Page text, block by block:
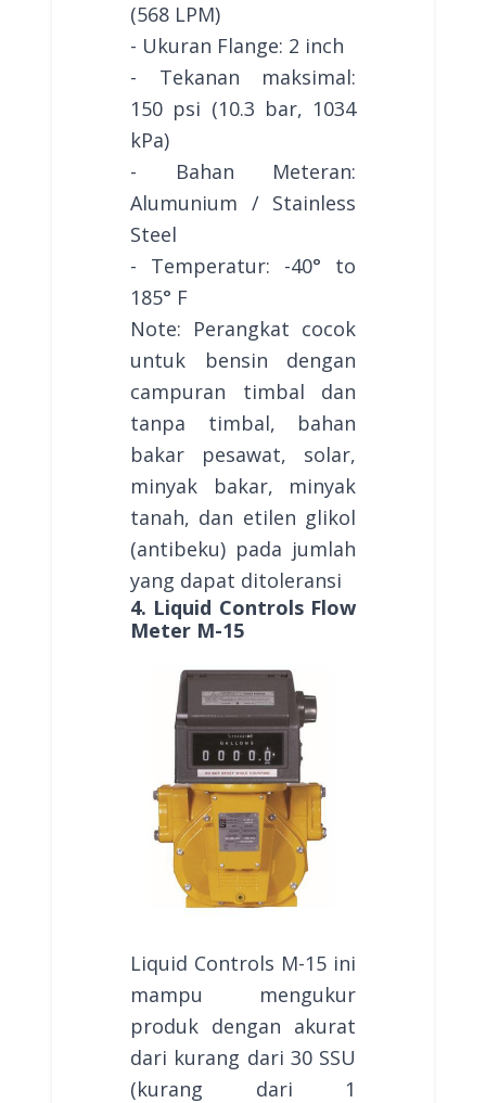
(568 LPM)
- Ukuran Flange: 2 inch
- Tekanan maksimal:
150 psi (10.3 bar, 1034
kPa)
- Bahan Meteran:
Alumunium / Stainless
Steel
- Temperatur: -40° to
185° F
Note: Perangkat cocok
untuk bensin dengan
campuran timbal dan
tanpa timbal, bahan
bakar pesawat, solar,
minyak bakar, minyak
tanah, dan etilen glikol
(antibeku) pada jumlah
yang dapat ditoleransi
4. Liquid Controls Flow
Meter M-15
Liquid Controls M-15 ini
mampu mengukur
produk dengan akurat
dari kurang dari 30 SSU
(kurang dari 1